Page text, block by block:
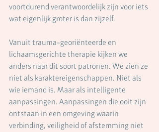
voortdurend verantwoordelijk zijn voor iets
wat eigenlijk groter is dan zijzelf.
Vanuit trauma-georiënteerde en
lichaamsgerichte therapie kijken we
anders naar dit soort patronen. We zien ze
niet als karaktereigenschappen. Niet als
wie iemand is. Maar als intelligente
aanpassingen. Aanpassingen die ooit zijn
ontstaan in een omgeving waarin
verbinding, veiligheid of afstemming niet